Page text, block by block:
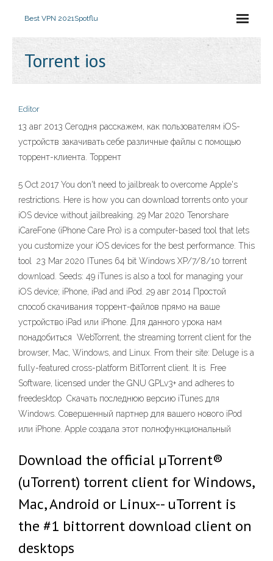
Best VPN 2021Spotflu
Torrent ios
Editor
13 авг 2013 Сегодня расскажем, как пользователям iOS-
устройств закачивать себе различные файлы с помощью
торрент-клиента. Торрент
5 Oct 2017 You don't need to jailbreak to overcome Apple's
restrictions. Here is how you can download torrents onto your
iOS device without jailbreaking. 29 Mar 2020 Tenorshare
iCareFone (iPhone Care Pro) is a computer-based tool that lets
you customize your iOS devices for the best performance. This
tool 23 Mar 2020 ITunes 64 bit Windows XP/7/8/10 torrent
download. Seeds: 49 iTunes is also a tool for managing your
iOS device; iPhone, iPad and iPod. 29 авг 2014 Простой
способ скачивания торрент-файлов прямо на ваше
устройство iPad или iPhone. Для данного урока нам
понадобиться WebTorrent, the streaming torrent client for the
browser, Mac, Windows, and Linux. From their site: Deluge is a
fully-featured cross-platform ​BitTorrent client. It is ​ Free
Software, licensed under the ​GNU GPLv3+ and adheres to ​
freedesktop Скачать последнюю версию iTunes для
Windows. Совершенный партнер для вашего нового iPod
или iPhone. Apple создала этот полнофункциональный
Download the official µTorrent®
(uTorrent) torrent client for Windows,
Mac, Android or Linux-- uTorrent is
the #1 bittorrent download client on
desktops